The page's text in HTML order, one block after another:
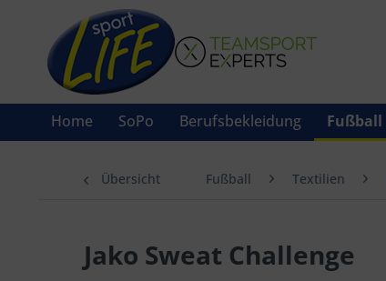
Home SoPo Berufsbekleidung Fußball
Übersicht Fußball Textilien
Jako Sweat Challenge